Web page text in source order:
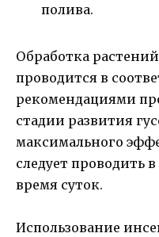
полива.
Обработка
проводится в
рекомендациями
стадии развития
максимального
следует проводить
время суток.
Использование